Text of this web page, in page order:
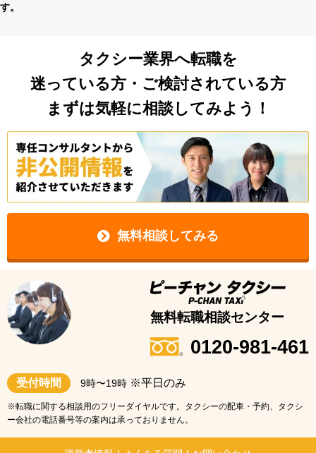
す。
タクシー業界へ転職を
迷っている方・ご検討されている方
まずは気軽に相談してみよう！
無料相談してみる
無料転職相談センター
0120-981-461
受付時間 9時〜19時 ※平日のみ
※転職に関する相談用のフリーダイヤルです。タクシーの配車・予約、タクシ
ー会社の電話番号等の案内は承っておりません。